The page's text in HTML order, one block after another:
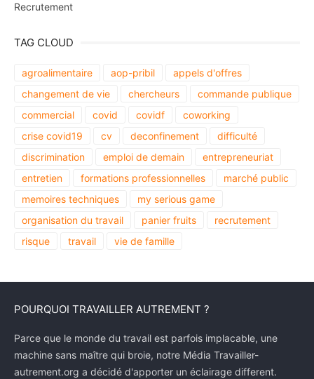
Recrutement
TAG CLOUD
agroalimentaire aop-pribil
appels d'offres
changement de vie
chercheurs
commande publique
commercial
covid covidf
coworking
crise covid19
cv deconfinement
difficulté
discrimination
emploi de demain
entrepreneuriat
entretien
formations professionnelles
marché public
memoires techniques
my serious game
organisation du travail
panier fruits
recrutement
risque
travail vie de famille
POURQUOI TRAVAILLER AUTREMENT ?
Parce que le monde du travail est parfois implacable, une
machine sans maître qui broie, notre Média Travailler-
autrement.org a décidé d'apporter un éclairage different.